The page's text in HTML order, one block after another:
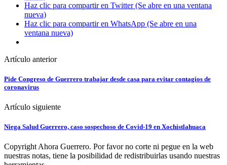
Haz clic para compartir en Twitter (Se abre en una ventana
nueva)
Haz clic para compartir en WhatsApp (Se abre en una
ventana nueva)
Artículo anterior
Pide Congreso de Guerrero trabajar desde casa para evitar contagios de
coronavirus
Artículo siguiente
Niega Salud Guerrero, caso sospechoso de Covid-19 en Xochistlahuaca
Copyright Ahora Guerrero. Por favor no corte ni pegue en la web
nuestras notas, tiene la posibilidad de redistribuirlas usando nuestras